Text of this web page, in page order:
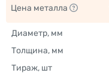
Цена металла
Диаметр, мм
Толщина, мм
Тираж, шт